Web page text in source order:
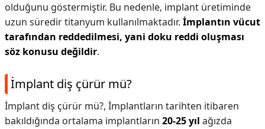
olduğunu göstermiştir. Bu nedenle, implant üretiminde
uzun süredir titanyum kullanılmaktadır. İmplantın vücut
tarafından reddedilmesi, yani doku reddi oluşması
söz konusu değildir.
İmplant diş çürür mü?
İmplant diş çürür mü?, İmplantların tarihten itibaren
bakıldığında ortalama implantların 20-25 yıl ağızda